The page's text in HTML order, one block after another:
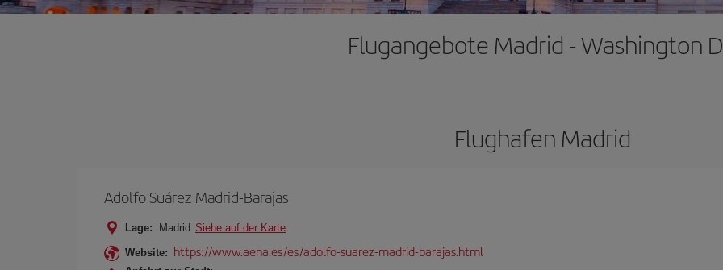
Flugangebote Madrid - Washington
Flughafen Madrid
Adolfo Suárez Madrid-Barajas
Lage: Madrid Siehe auf der Karte
Website: https://www.aena.es/es/adolfo-suarez-madrid-barajas.html